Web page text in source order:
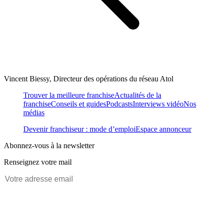
Vincent Biessy, Directeur des opérations du réseau Atol
Trouver la meilleure franchiseActualités de la
franchiseConseils et guidesPodcastsInterviews vidéoNos
médias
Devenir franchiseur : mode d’emploiEspace annonceur
Abonnez-vous à la newsletter
Renseignez votre mail